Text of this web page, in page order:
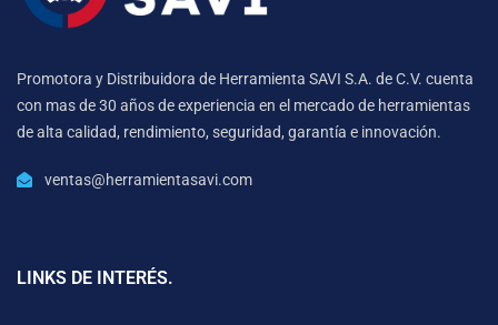
Promotora y Distribuidora de Herramienta SAVI S.A. de C.V. cuenta
con mas de 30 años de experiencia en el mercado de herramientas
de alta calidad, rendimiento, seguridad, garantía e innovación.
ventas@herramientasavi.com
LINKS DE INTERÉS.